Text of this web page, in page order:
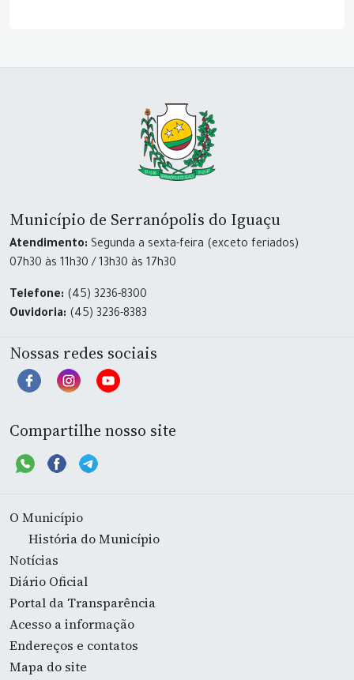
Município de Serranópolis do Iguaçu
Atendimento: Segunda a sexta-feira (exceto feriados)
07h30 às 11h30 / 13h30 às 17h30
Telefone: (45) 3236-8300
Ouvidoria: (45) 3236-8383
Nossas redes sociais
Compartilhe nosso site
O Município
História do Município
Notícias
Diário Oficial
Portal da Transparência
Acesso a informação
Endereços e contatos
Mapa do site